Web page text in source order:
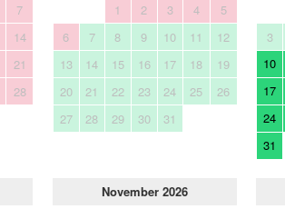
7
14
21
28
1
2 3 4
5
6
7 8 9 10 11
12
13
14 15 16 17 18
19
20
21 22 23 24 25
26
27
28 29 30 31
3
10
17
24
31
November 2026